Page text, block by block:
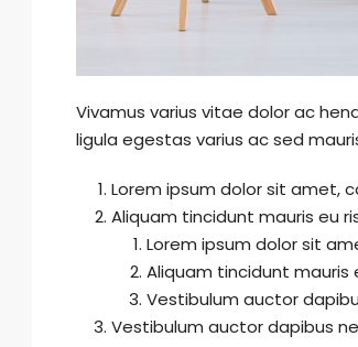
Vivamus varius vitae dolor ac
ligula egestas varius ac sed
Lorem ipsum dolor sit amet,
Aliquam tincidunt mauris eu
Lorem ipsum dolor sit
Aliquam tincidunt mauris
Vestibulum auctor
Vestibulum auctor dapibus